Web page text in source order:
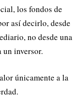
los fondos de
así decirlo, desde
no desde una
inversor.
únicamente a la